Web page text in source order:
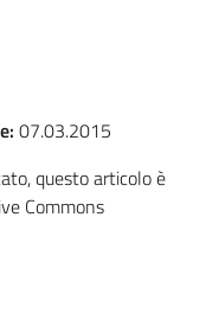
07.03.2015
questo articolo è
Commons